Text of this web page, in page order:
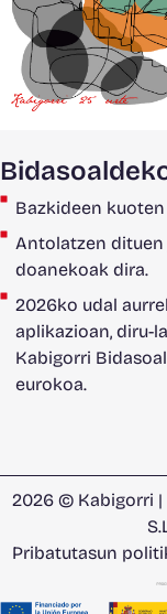
Bazkideen
Antolatzen dituen
doanekoak dira.
2026ko udal
aplikazioan, diru-
Kabigorri
eurokoa.
2026 © Kabigorri |
Pribatutasun